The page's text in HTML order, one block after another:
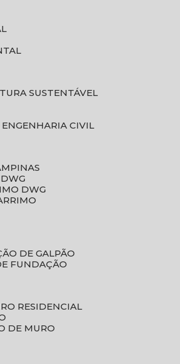
SUSTENTÁVEL
ENGENHARIA CIVIL
DWG
DE GALPÃO
FUNDAÇÃO
RESIDENCIAL
DE MURO